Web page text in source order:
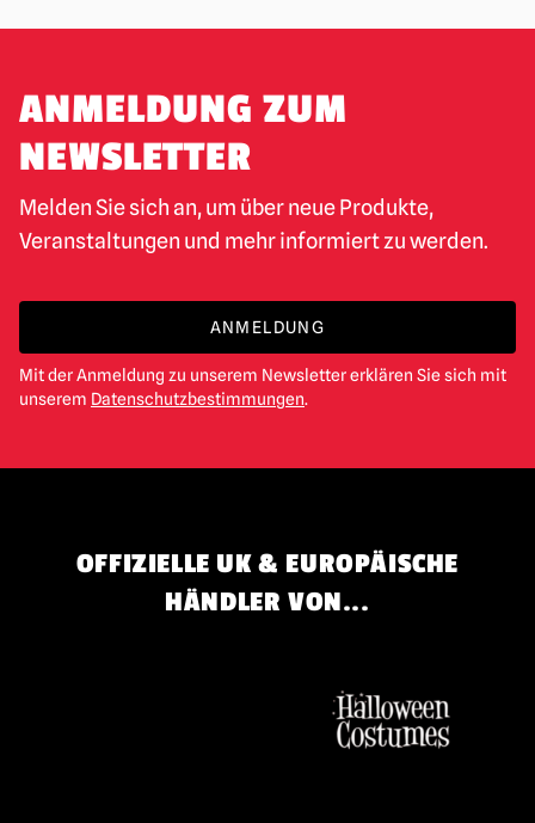
ANMELDUNG ZUM
NEWSLETTER
Melden Sie sich an, um über neue Produkte,
Veranstaltungen und mehr informiert zu werden.
ANMELDUNG
Mit der Anmeldung zu unserem Newsletter erklären Sie sich mit
unserem Datenschutzbestimmungen.
OFFIZIELLE UK & EUROPÄISCHE
HÄNDLER VON...